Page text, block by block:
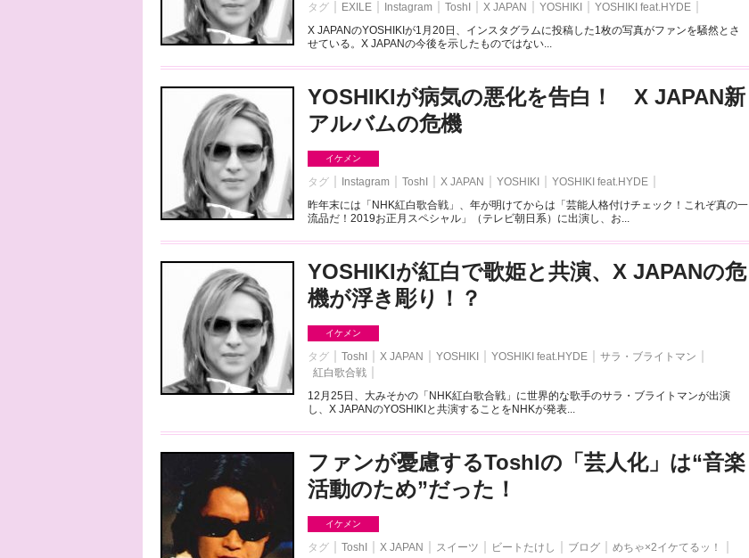
タグ EXILE Instagram ToshI X JAPAN YOSHIKI
YOSHIKI feat.HYDE
X JAPANのYOSHIKIが1月20日、インスタグラムに投稿した1枚の写真がファンを騒然とさ
せている。X JAPANの今後を示したものではない...
YOSHIKIが病気の悪化を告白！ X JAPAN新
アルバムの危機
イケメン
タグ Instagram ToshI X JAPAN YOSHIKI
YOSHIKI feat.HYDE
昨年末には「NHK紅白歌合戦」、年が明けてからは「芸能人格付けチェック！これぞ真の一
流品だ！2019お正月スペシャル」（テレビ朝日系）に出演し、お...
YOSHIKIが紅白で歌姫と共演、X JAPANの危
機が浮き彫り！？
イケメン
タグ ToshI X JAPAN YOSHIKI YOSHIKI feat.HYDE
サラ・ブライトマン
紅白歌合戦
12月25日、大みそかの「NHK紅白歌合戦」に世界的な歌手のサラ・ブライトマンが出演
し、X JAPANのYOSHIKIと共演することをNHKが発表...
ファンが憂慮するToshlの「芸人化」は“音楽
活動のため”だった！
イケメン
タグ ToshI X JAPAN スイーツ ビートたけし ブログ
めちゃ×2イケてるッ！